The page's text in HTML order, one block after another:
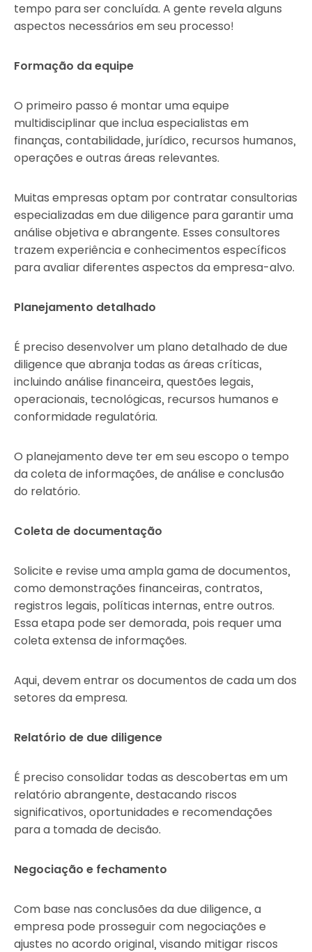
tempo para ser concluída. A gente revela alguns
aspectos necessários em seu processo!
Formação da equipe
O primeiro passo é montar uma equipe
multidisciplinar que inclua especialistas em
finanças, contabilidade, jurídico, recursos humanos,
operações e outras áreas relevantes.
Muitas empresas optam por contratar consultorias
especializadas em due diligence para garantir uma
análise objetiva e abrangente. Esses consultores
trazem experiência e conhecimentos específicos
para avaliar diferentes aspectos da empresa-alvo.
Planejamento detalhado
É preciso desenvolver um plano detalhado de due
diligence que abranja todas as áreas críticas,
incluindo análise financeira, questões legais,
operacionais, tecnológicas, recursos humanos e
conformidade regulatória.
O planejamento deve ter em seu escopo o tempo
da coleta de informações, de análise e conclusão
do relatório.
Coleta de documentação
Solicite e revise uma ampla gama de documentos,
como demonstrações financeiras, contratos,
registros legais, políticas internas, entre outros.
Essa etapa pode ser demorada, pois requer uma
coleta extensa de informações.
Aqui, devem entrar os documentos de cada um dos
setores da empresa.
Relatório de due diligence
É preciso consolidar todas as descobertas em um
relatório abrangente, destacando riscos
significativos, oportunidades e recomendações
para a tomada de decisão.
Negociação e fechamento
Com base nas conclusões da due diligence, a
empresa pode prosseguir com negociações e
ajustes no acordo original, visando mitigar riscos